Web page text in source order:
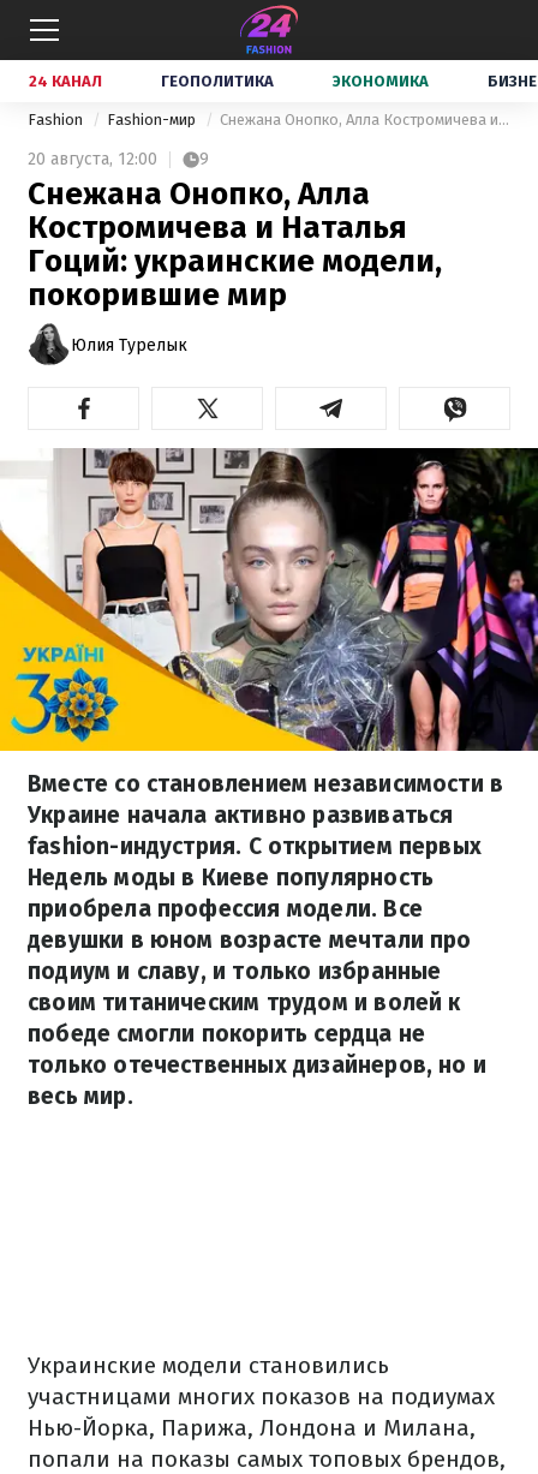
24 КАНАЛ ГЕОПОЛИТИКА ЭКОНОМИКА
Fashion Fashion-мир Снежана Онопко, Алла Костромичева и Наталья Гоций: украинские модели, покорившие мир
20 августа, 12:00 9
Снежана Онопко, Алла
Костромичева и Наталья
Гоций: украинские модели,
покорившие мир
Юлия Турелык
Вместе со становлением независимости в
Украине начала активно развиваться
fashion-индустрия. С открытием первых
Недель моды в Киеве популярность
приобрела профессия модели. Все
девушки в юном возрасте мечтали про
подиум и славу, и только избранные
своим титаническим трудом и волей к
победе смогли покорить сердца не
только отечественных дизайнеров, но и
весь мир.
Украинские модели становились
участницами многих показов на подиумах
Нью-Йорка, Парижа, Лондона и Милана,
попали на показы самых топовых брендов,